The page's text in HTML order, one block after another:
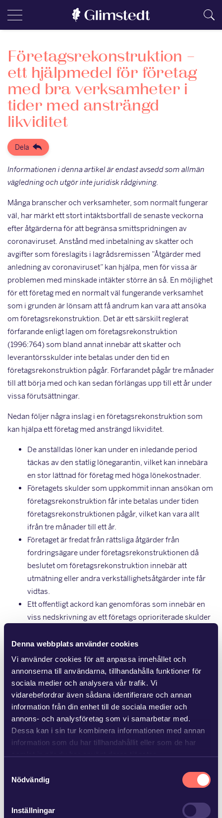
Denna webbplats använder cookies
Vi använder cookies för att anpassa innehållet och
annonserna till användarna, tillhandahålla funktioner för
sociala medier och analysera vår trafik. Vi
vidarebefordrar även sådana identifierare och annan
information från din enhet till de sociala medier och
annons- och analysföretag som vi samarbetar med.
Dessa kan i sin tur kombinera informationen med annan
information som du har tillhandahållit eller som de har
Läs mer ivår sekretesspolicy
om vilka vi är, hur du
Nödvändig
Inställningar
Företagsrekonstruktion –
ett hjälpmedel för företag
med bra verksamheter i
tider med ansträngd
likviditet
Dela
Informationen i denna artikel är endast avsedd som allmän
vägledning och utgör inte juridisk rådgivning.
Många branscher och verksamheter, som normalt fungerar
väl, har märkt ett stort intäktsbortfall de senaste veckorna
efter åtgärderna för att begränsa smittspridningen av
coronaviruset. Anstånd med inbetalning av skatter och
avgifter som föreslagits i lagrådsremissen ”Åtgärder med
anledning av coronaviruset” kan hjälpa, men för vissa är
problemen med minskade intäkter större än så. En möjlighet
för ett företag med en normalt väl fungerande verksamhet
som i grunden är lönsam att få andrum kan vara att ansöka
om företagsrekonstruktion. Det är ett särskilt reglerat
förfarande enligt lagen om företagsrekonstruktion
(1996:764) som bland annat innebär att skatter och
leverantörsskulder inte betalas under den tid en
företagsrekonstruktion pågår. Förfarandet pågår tre månader
till att börja med och kan sedan förlängas upp till ett år under
vissa förutsättningar.
Nedan följer några inslag i en företagsrekonstruktion som
kan hjälpa ett företag med ansträngd likviditet.
De anställdas löner kan under en inledande period
täckas av den statlig lönegarantin, vilket kan innebära
en stor lättnad för företag med höga lönekostnader.
Företagets skulder som uppkommit innan ansökan om
företagsrekonstruktion får inte betalas under tiden
företagsrekonstruktionen pågår, vilket kan vara allt
ifrån tre månader till ett år.
Företaget är fredat från rättsliga åtgärder från
fordringsägare under företagsrekonstruktionen då
beslutet om företagsrekonstruktion innebär att
utmätning eller andra verkställighetsåtgärder inte får
vidtas.
Ett offentligt ackord kan genomföras som innebär en
viss nedskrivning av ett företags oprioriterade skulder
Tanken är att företagets verksamhet ska fortsätta som vanligt
under en företagsrekonstruktion. Företagets ledning
fortsätter att driva verksamheten men med rekonstruktören
som överser processen och ser till att företaget följer
reglerna för en företagsrekonstruktion.
Vi som arbetar i affärsområdetFinansiell Kris & Riskpå
Advokatfirman Glimstedt i Göteborg har stor erfarenhet av
att bidra i företagsrekonstruktioner. Kontakta oss gärna för
företag klarar sig igenom den svåra situation som tillfälliga
betalningsproblem kan innebära.